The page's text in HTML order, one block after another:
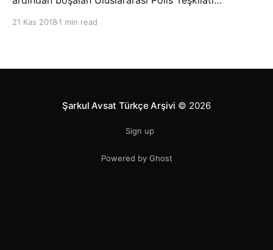
21 Kas 2018 1 min read
Şarkul Avsat Türkçe Arşivi © 2026
Sign up
Powered by Ghost